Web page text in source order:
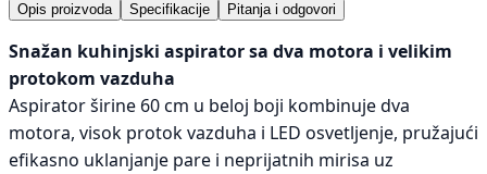
Opis proizvoda Specifikacije Pitanja i odgovori
Snažan kuhinjski aspirator sa dva motora i velikim
protokom vazduha
Aspirator širine 60 cm u beloj boji kombinuje dva
motora, visok protok vazduha i LED osvetljenje, pružajući
efikasno uklanjanje pare i neprijatnih mirisa uz